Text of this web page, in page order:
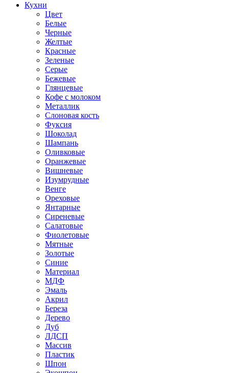
Кухни
Цвет
Белые
Черные
Желтые
Красные
Зеленые
Серые
Бежевые
Глянцевые
Кофе с молоком
Металлик
Слоновая кость
Фуксия
Шоколад
Шампань
Оливковые
Оранжевые
Вишневые
Изумрудные
Венге
Ореховые
Янтарные
Сиреневые
Салатовые
Фиолетовые
Мятные
Золотые
Синие
Материал
МДФ
Эмаль
Акрил
Береза
Дерево
Дуб
ЛДСП
Массив
Пластик
Шпон